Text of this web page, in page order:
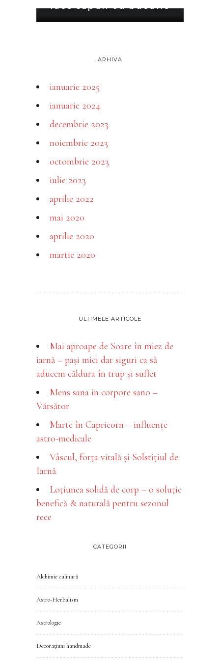
face săpun cu bucurie
ARHIVA
ianuarie 2025
ianuarie 2024
decembrie 2023
noiembrie 2023
octombrie 2023
iulie 2023
aprilie 2022
mai 2020
aprilie 2020
martie 2020
ULTIMELE ARTICOLE
Mai aproape de Soare în miez de
iarnă – pași mici dar siguri ca să
aducem căldura în trup și suflet
Mens sana in corpore sano –
Vărsător
Marte în Capricorn – influențe
astro-medicale
Vâscul, forța vitală și Solstițiul de
Iarnă
Loțiunea solidă de corp – o soluție
benefică & naturală pentru sezonul
rece
CATEGORII
Alchimie culinară
Astro-Herbalism
Astrologie
Decorațiuni handmade